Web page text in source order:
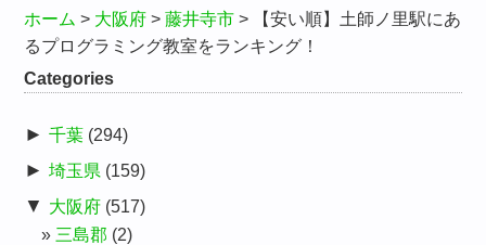
ホーム > 大阪府 > 藤井寺市 >
【安い順】土師ノ里駅にあ
るプログラミング教室をランキング！
Categories
► 千葉 (294)
► 埼玉県 (159)
▼ 大阪府 (517)
三島郡 (2)